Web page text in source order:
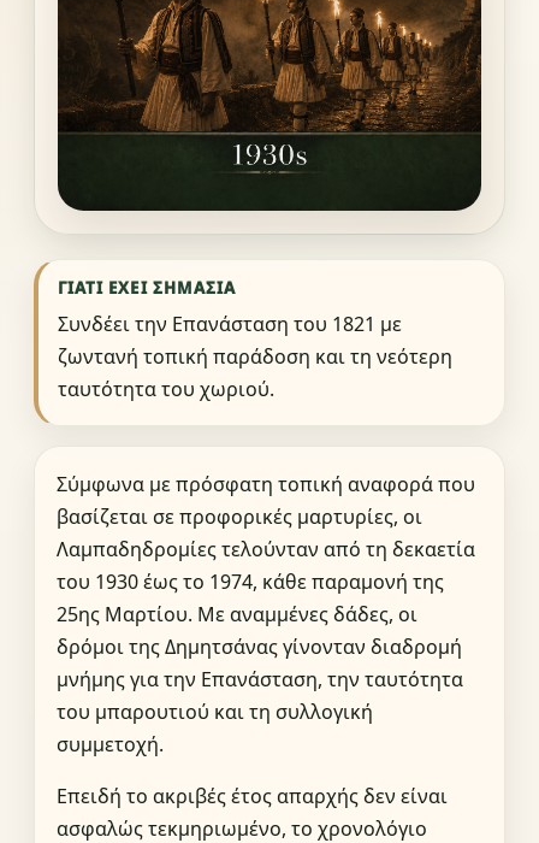
ΓΙΑΤΊ ΈΧΕΙ ΣΗΜΑΣΊΑ
Συνδέει την Επανάσταση του 1821 με
ζωντανή τοπική παράδοση και τη νεότερη
ταυτότητα του χωριού.
Σύμφωνα με πρόσφατη τοπική αναφορά που
βασίζεται σε προφορικές μαρτυρίες, οι
Λαμπαδηδρομίες τελούνταν από τη δεκαετία
του 1930 έως το 1974, κάθε παραμονή της
25ης Μαρτίου. Με αναμμένες δάδες, οι
δρόμοι της Δημητσάνας γίνονταν διαδρομή
μνήμης για την Επανάσταση, την ταυτότητα
του μπαρουτιού και τη συλλογική
συμμετοχή.
Επειδή το ακριβές έτος απαρχής δεν είναι
ασφαλώς τεκμηριωμένο, το χρονολόγιο